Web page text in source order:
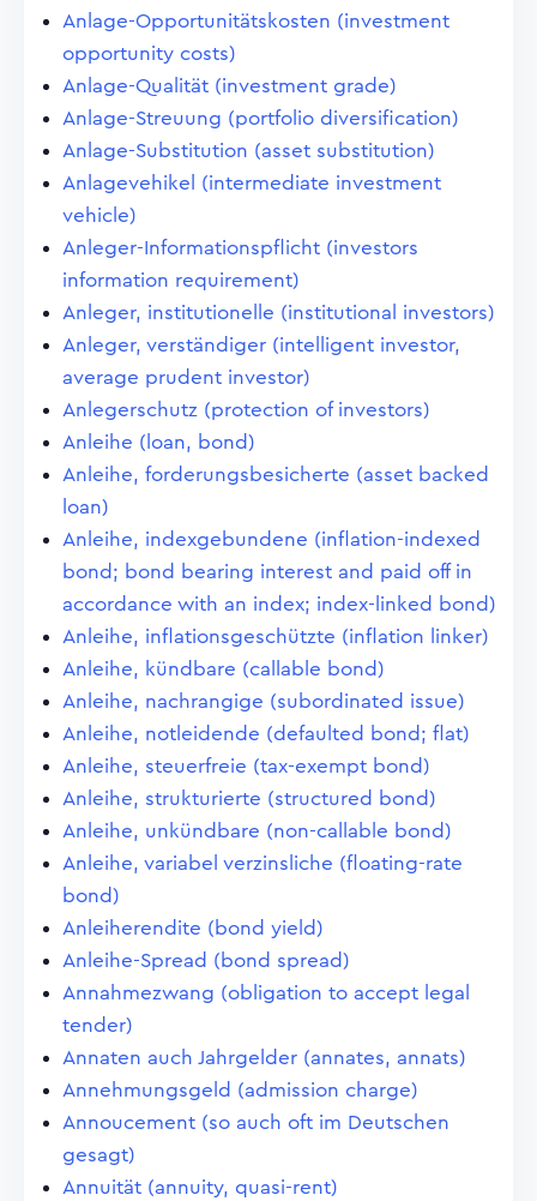
Anlage-Opportunitätskosten (investment
opportunity costs)
Anlage-Qualität (investment grade)
Anlage-Streuung (portfolio diversification)
Anlage-Substitution (asset substitution)
Anlagevehikel (intermediate investment
vehicle)
Anleger-Informationspflicht (investors
information requirement)
Anleger, institutionelle (institutional investors)
Anleger, verständiger (intelligent investor,
average prudent investor)
Anlegerschutz (protection of investors)
Anleihe (loan, bond)
Anleihe, forderungsbesicherte (asset backed
loan)
Anleihe, indexgebundene (inflation-indexed
bond; bond bearing interest and paid off in
accordance with an index; index-linked bond)
Anleihe, inflationsgeschützte (inflation linker)
Anleihe, kündbare (callable bond)
Anleihe, nachrangige (subordinated issue)
Anleihe, notleidende (defaulted bond; flat)
Anleihe, steuerfreie (tax-exempt bond)
Anleihe, strukturierte (structured bond)
Anleihe, unkündbare (non-callable bond)
Anleihe, variabel verzinsliche (floating-rate
bond)
Anleiherendite (bond yield)
Anleihe-Spread (bond spread)
Annahmezwang (obligation to accept legal
tender)
Annaten auch Jahrgelder (annates, annats)
Annehmungsgeld (admission charge)
Annoucement (so auch oft im Deutschen
gesagt)
Annuität (annuity, quasi-rent)